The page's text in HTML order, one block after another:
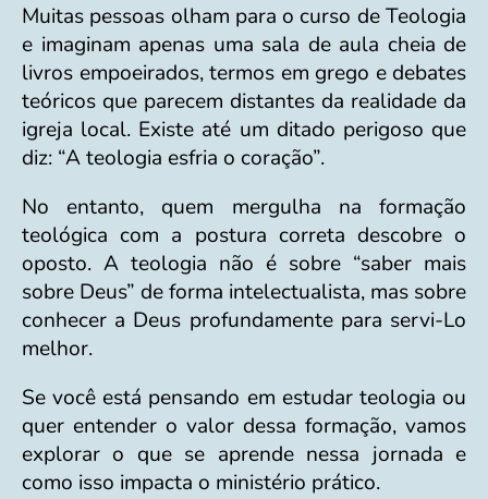
Muitas pessoas olham para o curso de Teologia
e imaginam apenas uma sala de aula cheia de
livros empoeirados, termos em grego e debates
teóricos que parecem distantes da realidade da
igreja local. Existe até um ditado perigoso que
diz: “A teologia esfria o coração”.
No entanto, quem mergulha na formação
teológica com a postura correta descobre o
oposto. A teologia não é sobre “saber mais
sobre Deus” de forma intelectualista, mas sobre
conhecer a Deus profundamente para servi-Lo
melhor.
Se você está pensando em estudar teologia ou
quer entender o valor dessa formação, vamos
explorar o que se aprende nessa jornada e
como isso impacta o ministério prático.